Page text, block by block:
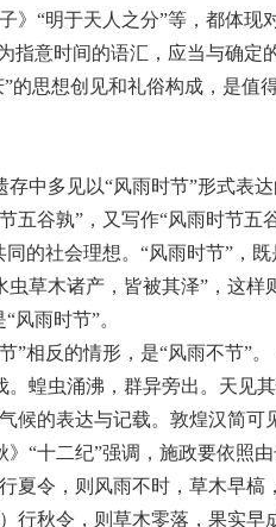
》“明于天人之分”等，都体
指意时间的语汇，应当与确
”的思想创见和礼俗构成，是值
存中多见以“风雨时节”形式表
五谷孰”，又写作“风雨时节
同的社会理想。“风雨时节”，
虫草木诸产，皆被其泽”，这
风雨时节”。
”相反的情形，是“风雨不节”
。蝗虫涌沸，群异旁出。天见
候的表达与记载。敦煌汉简可
》“十二纪”强调，施政要依照
夏令，则风雨不时，草木早
行秋令，则草木零落，果实